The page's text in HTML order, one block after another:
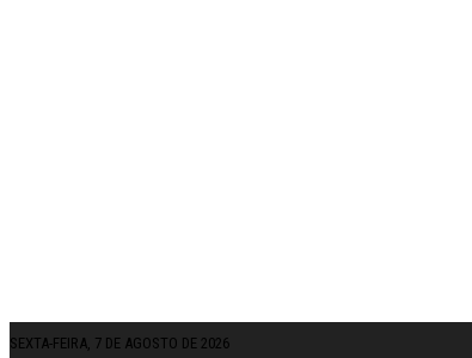
SEXTA-FEIRA, 7 DE AGOSTO DE 2026